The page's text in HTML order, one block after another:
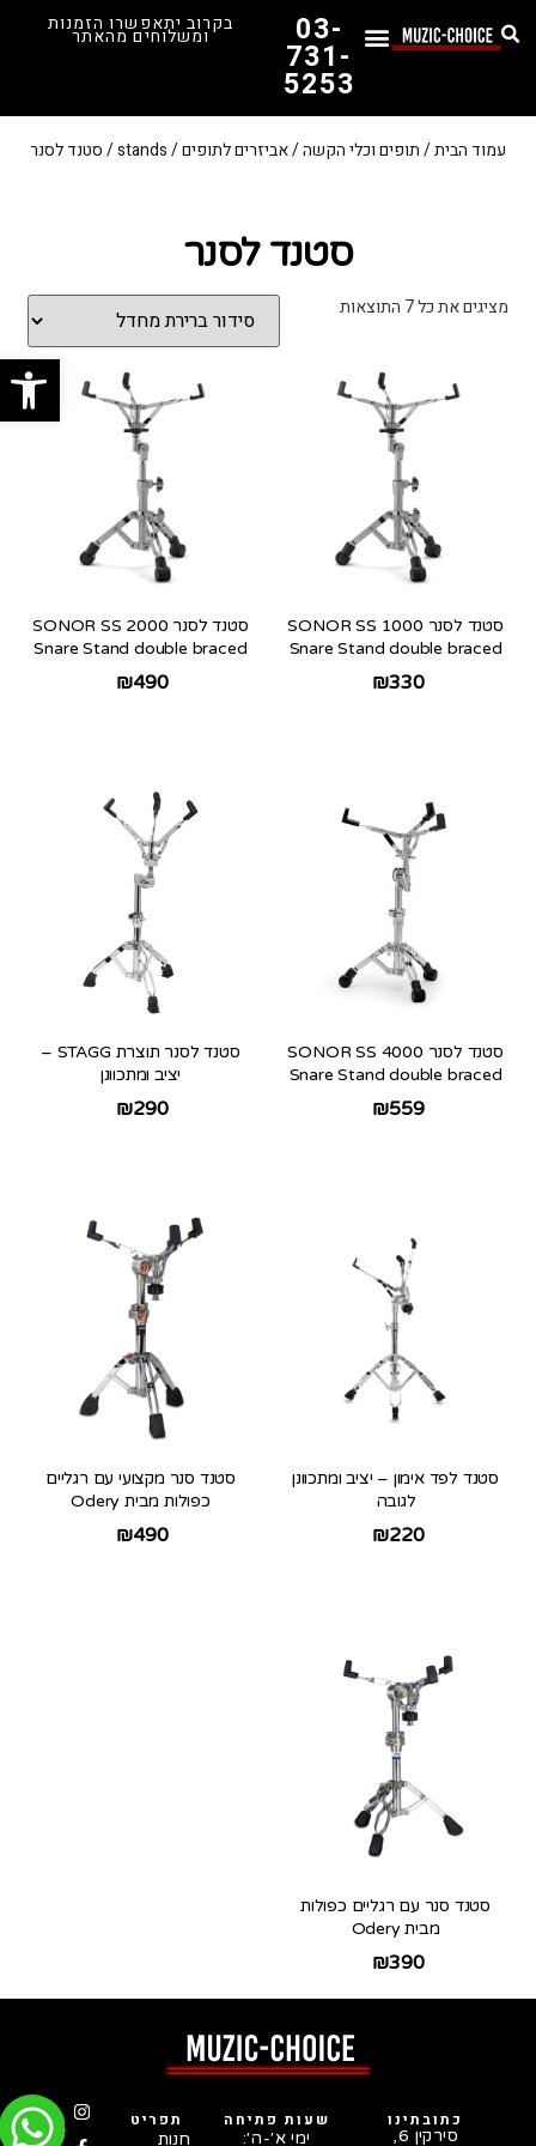
פתח
03-
731-
5253
בקרוב יתאפשרו הזמנות
ומשלוחים מהאתר
עמוד הבית/תופים וכלי הקשה/אביזרים לתופים/
stands/ סטנד לסנר
סטנד לסנר
מציגים את כל ⁦7⁩ התוצאות
סטנד לסנר SONOR SS 1000
Snare Stand double braced
₪330
סטנד לסנר SONOR SS 2000
Snare Stand double braced
₪490
סטנד לסנר SONOR SS 4000
Snare Stand double braced
₪559
סטנד לסנר תוצרת STAGG –
יציב ומתכוונן
₪290
סטנד לפד אימון – יציב ומתכוונן
לגובה
₪220
סטנד סנר מקצועי עם רגליים
כפולות מבית Odery
₪490
סטנד סנר עם רגליים כפולות
מבית Odery
₪390
כתובתינו
סירקין 6,
שעות פתיחה
ימי א׳-ה׳:
תפריט
חנות